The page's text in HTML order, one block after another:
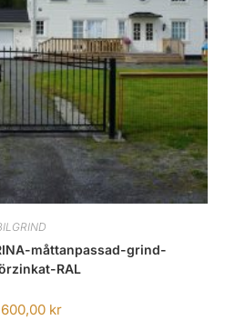
måttanpassad-grind-
RAL
kr